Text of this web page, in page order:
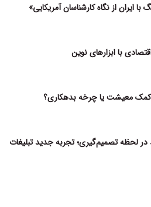
ایران از نگاه کارشناسان آمریکایی»
با ابزارهای نوین
معیشت یا چرخه بدهکاری؟
لحظه تصمیم‌گیری؛ تجربه جدید تبلیغات